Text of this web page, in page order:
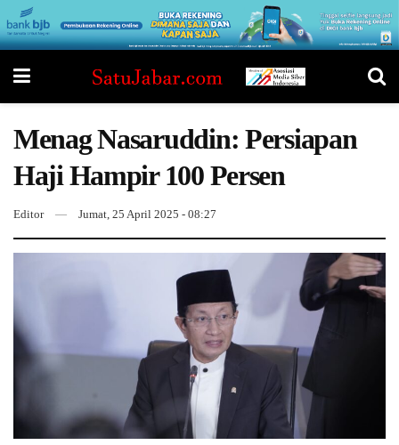
Menag Nasaruddin: Persiapan
Haji Hampir 100 Persen
Editor Jumat, 25 April 2025 - 08:27